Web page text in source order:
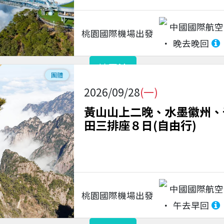
桃園國際機場出發
中國國際航空
晚去晚回
請電洽
團體
2026/09/28(一)
黃山山上二晚、水墨徽州
田三排座８日(自由行)
桃園國際機場出發
中國國際航空
午去早回